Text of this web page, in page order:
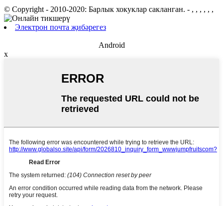
© Copyright - 2010-2020: Барлык хокуклар сакланган. - , , , , , ,
Электрон почта җибәрегез
Android
x